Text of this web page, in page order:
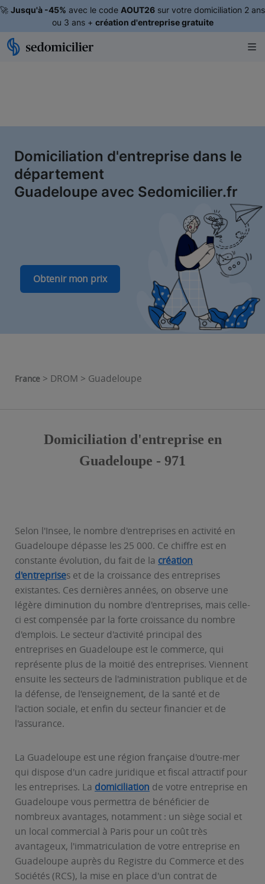
🚀 Jusqu'à -45% avec le code AOUT26 sur votre domiciliation 2 ans
ou 3 ans + création d'entreprise gratuite
Domiciliation d'entreprise dans le
département
Guadeloupe avec Sedomicilier.fr
Obtenir mon prix
France > DROM > Guadeloupe
Domiciliation d'entreprise en
Guadeloupe - 971
Selon l'Insee, le nombre d'entreprises en activité en
Guadeloupe dépasse les 25 000. Ce chiffre est en
constante évolution, du fait de la création
d'entreprises et de la croissance des entreprises
existantes. Ces dernières années, on observe une
légère diminution du nombre d'entreprises, mais celle-
ci est compensée par la forte croissance du nombre
d'emplois. Le secteur d'activité principal des
entreprises en Guadeloupe est le commerce, qui
représente plus de la moitié des entreprises. Viennent
ensuite les secteurs de l'administration publique et de
la défense, de l'enseignement, de la santé et de
l'action sociale, et enfin du secteur financier et de
l'assurance.
La Guadeloupe est une région française d'outre-mer
qui dispose d'un cadre juridique et fiscal attractif pour
les entreprises. La domiciliation de votre entreprise en
Guadeloupe vous permettra de bénéficier de
nombreux avantages, notamment : un siège social et
un local commercial à Paris pour un coût très
avantageux, l'immatriculation de votre entreprise en
Guadeloupe auprès du Registre du Commerce et des
Sociétés (RCS), la mise en place d'un contrat de